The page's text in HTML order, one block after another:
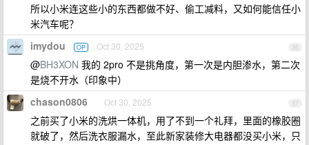
所以小米连这些小的东西都做不好、偷工减料，又如何能信任小
米汽车呢？
36
imydou OP Oct 30, 2025
@BH3XON 我的 2pro 不是挑角度，第一次是内胆渗水，第二次
是烧不开水（印象中）
37
chason0806 Oct 30, 2025
之前买了小米的洗烘一体机，用了不到一个礼拜，里面的橡胶圈
就破了，然后洗衣服漏水，至此新家装修大电器都没买小米，只